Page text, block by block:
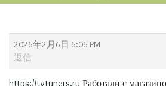
2026年2月6日 6:06 PM
返信
https://tvtuners.ru Работали с